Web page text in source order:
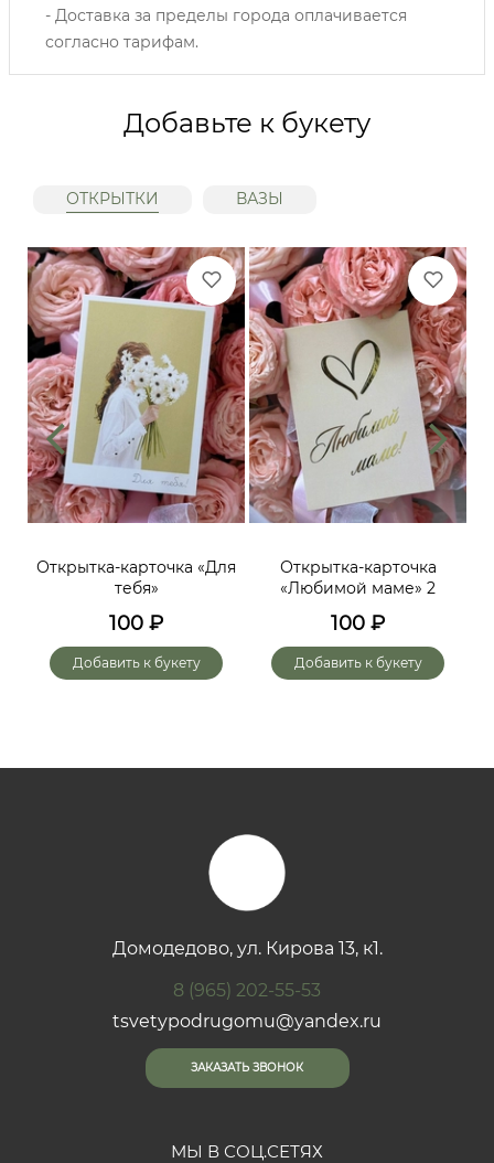
- Доставка за пределы города оплачивается
согласно тарифам.
Добавьте к букету
ОТКРЫТКИ ВАЗЫ
Открытка-карточка «Для
тебя»
100 ₽
Добавить к букету
Открытка-карточка
«Любимой маме» 2
100 ₽
Добавить к букету
Домодедово, ул. Кирова 13, к1.
8 (965) 202-55-53
tsvetypodrugomu@yandex.ru
ЗАКАЗАТЬ ЗВОНОК
МЫ В СОЦ.СЕТЯХ